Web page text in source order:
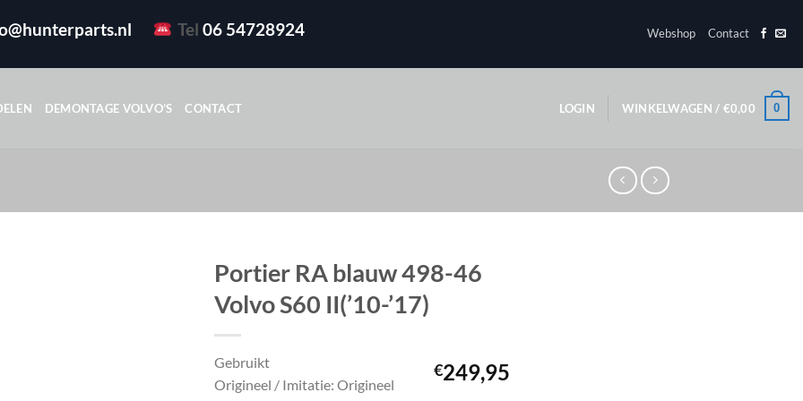
Tel 06 54728924 Webshop Contact
DEMONTAGE VOLVO’S CONTACT LOGIN WINKELWAGEN / €0,00 0
Portier RA blauw 498-46
Volvo S60 II(’10-’17)
€249,95
Gebruikt
Origineel / Imitatie: Origineel